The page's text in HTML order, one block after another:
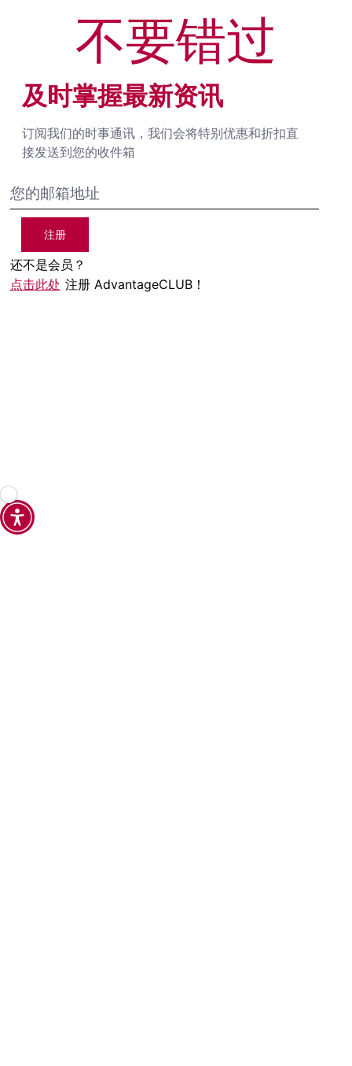
及时掌握最新资讯
订阅我们的时事通讯，我们会将特别优惠和折扣直
接发送到您的收件箱
注册
还不是会员？
点击此处 注册 AdvantageCLUB！
不要错过